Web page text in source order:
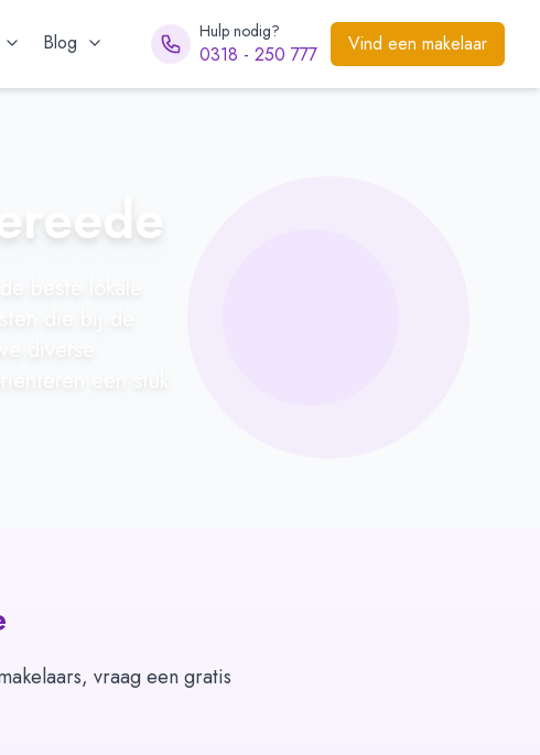
Blog Hulp nodig?
0318 - 250 777 Vind een makelaar
vraag een gratis